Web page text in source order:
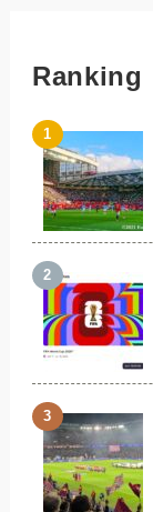
Ranking